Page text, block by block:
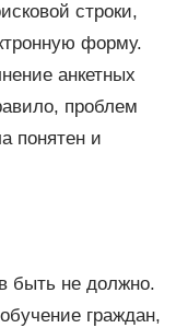
строки,
форму.
анкетных
проблем
понятен и
быть не должно.
граждан,